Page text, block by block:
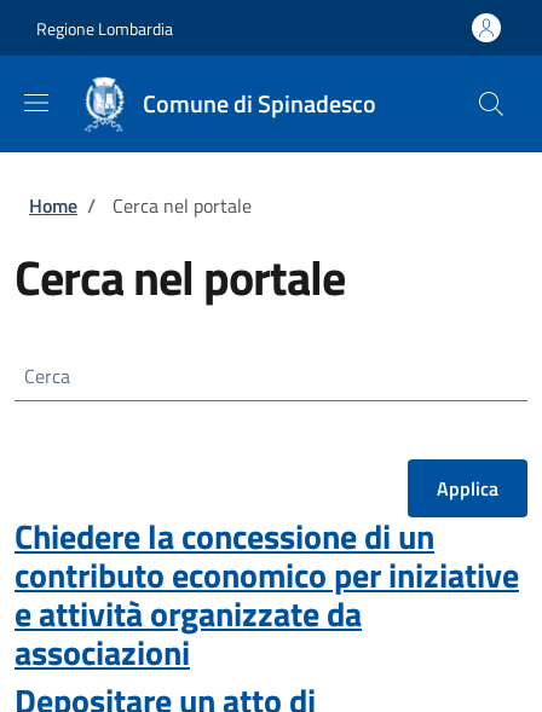
Regione Lombardia
Comune di Spinadesco
Briciole di pane
Home / Cerca nel portale
Cerca nel portale
Cerca
Chiedere la concessione di un
contributo economico per iniziative
e attività organizzate da
associazioni
Depositare un atto di